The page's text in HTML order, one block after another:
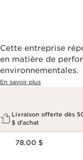
78.00 $
Cette entreprise
en matière de
environnementales.​
En savoir plus
Livraison offerte dès
$ d'achat